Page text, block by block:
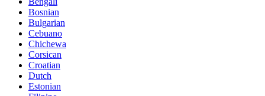
Bosnian
Bulgarian
Cebuano
Chichewa
Corsican
Croatian
Dutch
Estonian